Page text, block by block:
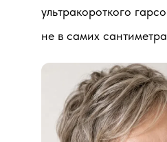
ультракороткого
не в самих